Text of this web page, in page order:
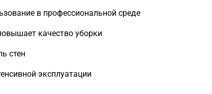
в профессиональной среде
качество уборки
стен
эксплуатации